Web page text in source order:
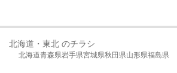
北海道・東北 のチラシ
北海道青森県岩手県宮城県秋田県山形県福島県